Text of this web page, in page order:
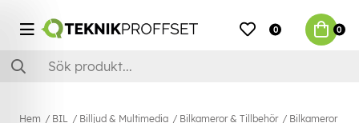
0 0
Hem BIL Billjud & Multimedia Bilkameror & Tillbehör Bilkameror